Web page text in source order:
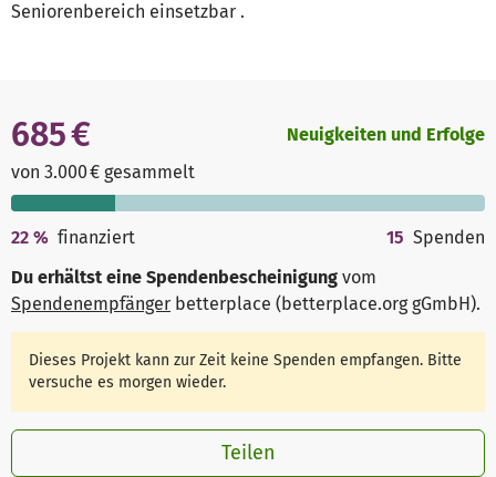
Seniorenbereich einsetzbar .
685 €
von 3.000 € gesammelt
Neuigkeiten und Erfolge
22 % finanziert 15 Spenden
Du erhältst eine Spendenbescheinigung vom
Spendenempfänger betterplace (betterplace.org gGmbH).
Dieses Projekt kann zur Zeit keine Spenden empfangen. Bitte
versuche es morgen wieder.
Teilen